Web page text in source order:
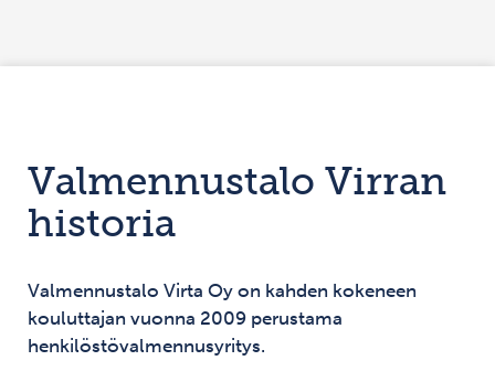
Valmennustalo Virran
historia
Valmennustalo Virta Oy on kahden kokeneen
kouluttajan vuonna 2009 perustama
henkilöstövalmennusyritys.